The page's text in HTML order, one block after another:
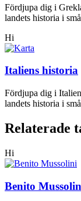
Fördjupa dig i
landets historia i
Hi
Italiens historia
Fördjupa dig i
landets historia i
Relaterade
Hi
Benito